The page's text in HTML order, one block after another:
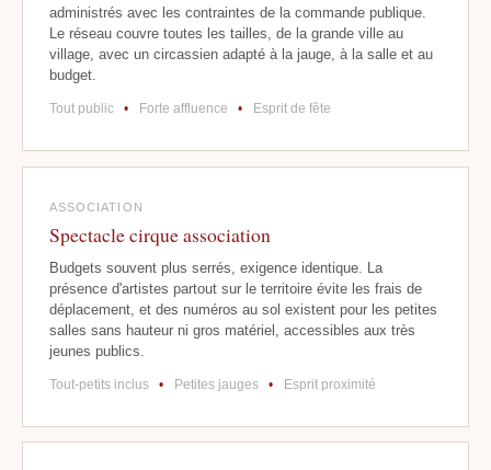
administrés avec les contraintes de la commande publique.
Le réseau couvre toutes les tailles, de la grande ville au
village, avec un circassien adapté à la jauge, à la salle et au
budget.
Tout public • Forte affluence • Esprit de fête
ASSOCIATION
Spectacle cirque association
Budgets souvent plus serrés, exigence identique. La
présence d'artistes partout sur le territoire évite les frais de
déplacement, et des numéros au sol existent pour les petites
salles sans hauteur ni gros matériel, accessibles aux très
jeunes publics.
Tout-petits inclus • Petites jauges • Esprit proximité